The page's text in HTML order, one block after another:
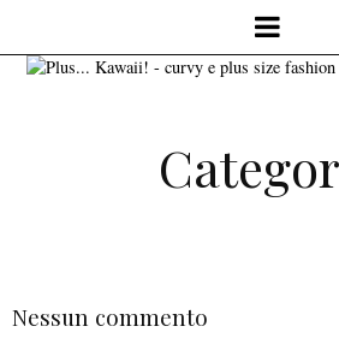
Nessun commento